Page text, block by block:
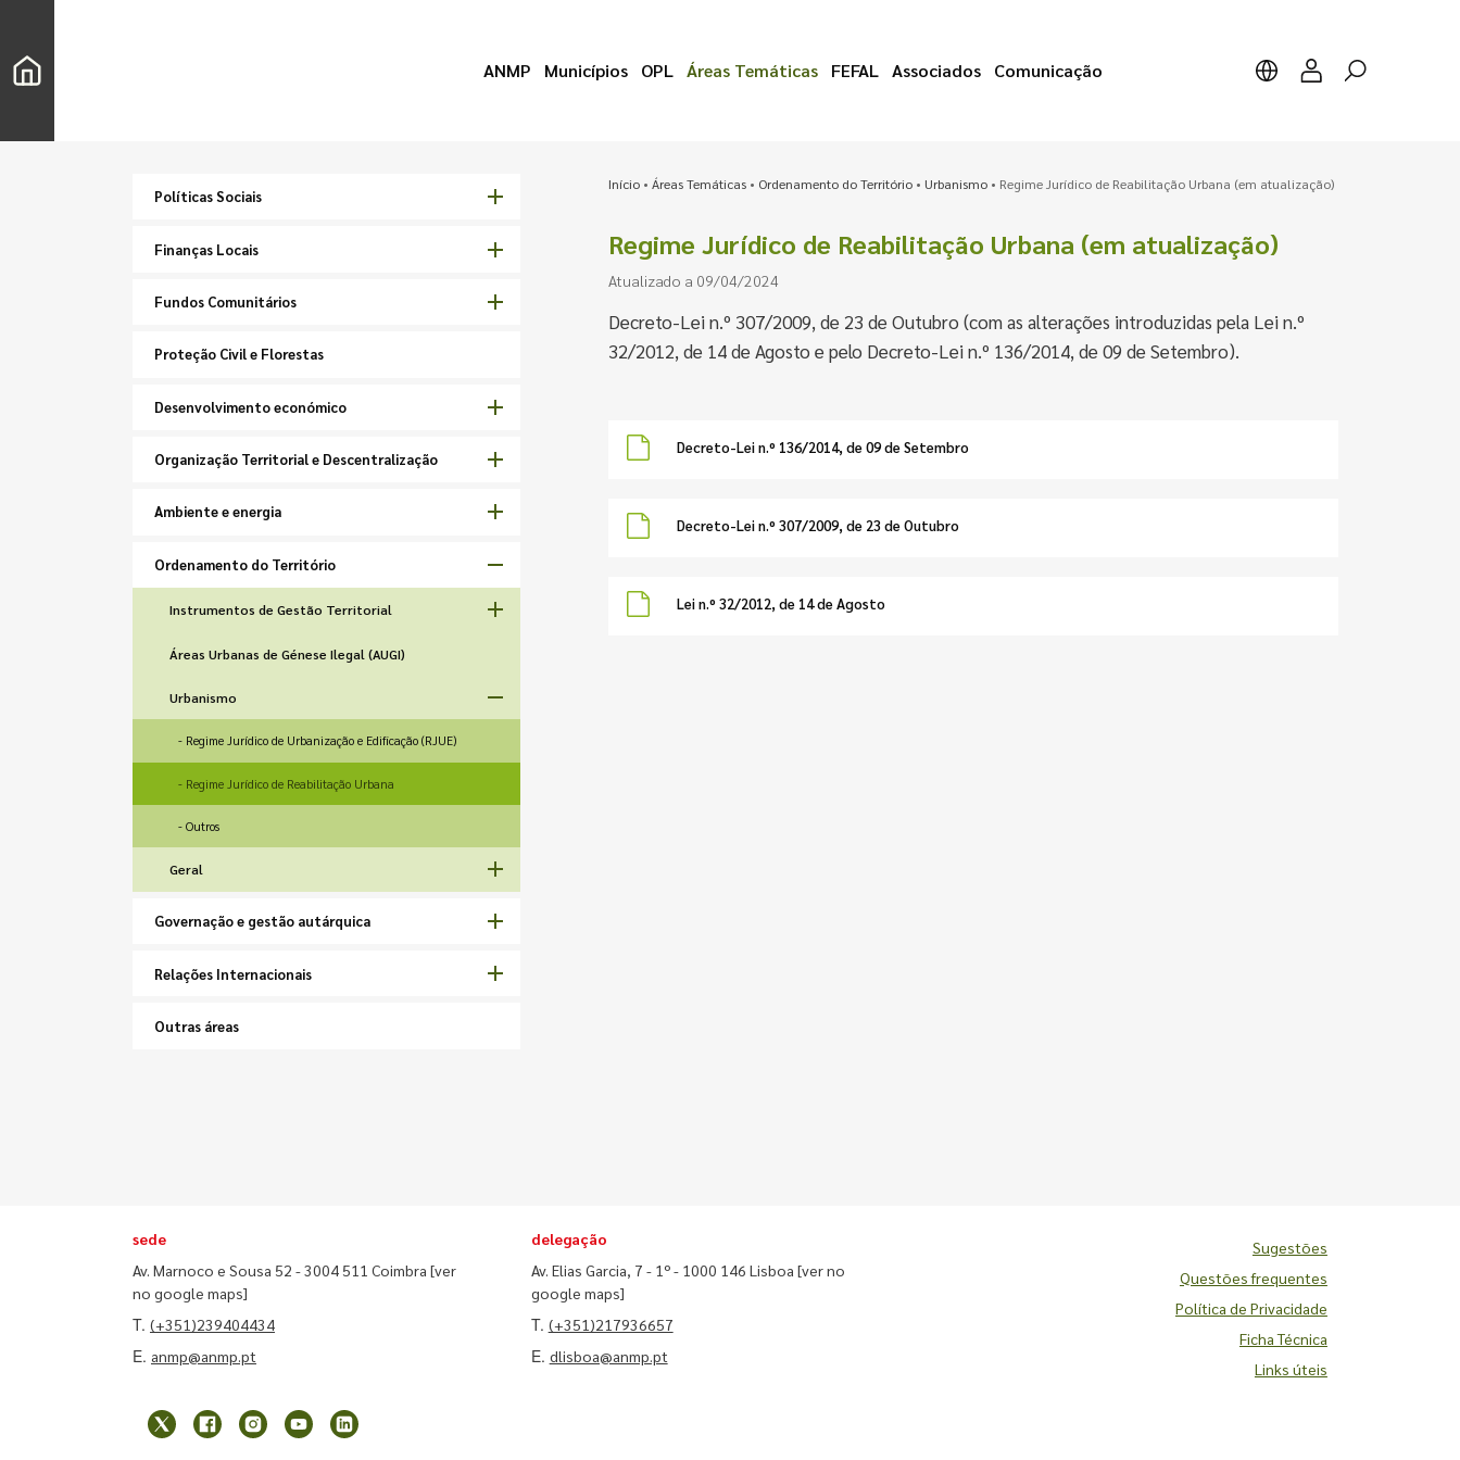
ANMP Municípios OPL Áreas Temáticas FEFAL Associados Comunicação
Pesquisar
Políticas Sociais
Finanças Locais
Fundos Comunitários
Proteção Civil e Florestas
Desenvolvimento económico
Organização Territorial e Descentralização
Ambiente e energia
Ordenamento do Território
Instrumentos de Gestão Territorial
Áreas Urbanas de Génese Ilegal (AUGI)
Urbanismo
Regime Jurídico de Urbanização e Edificação (RJUE)
Regime Jurídico de Reabilitação Urbana
Outros
Geral
Governação e gestão autárquica
Relações Internacionais
Outras áreas
Início• Áreas Temáticas• Ordenamento do Território• Urbanismo• Regime Jurídico de Reabilitação Urbana (em atualização)
Regime Jurídico de Reabilitação Urbana (em atualização)
Atualizado a 09/04/2024
Decreto-Lei n.º 307/2009, de 23 de Outubro (com as alterações introduzidas pela Lei n.º
32/2012, de 14 de Agosto e pelo Decreto-Lei n.º 136/2014, de 09 de Setembro).
Decreto-Lei n.º 136/2014, de 09 de Setembro
Decreto-Lei n.º 307/2009, de 23 de Outubro
Lei n.º 32/2012, de 14 de Agosto
sede
Av. Marnoco e Sousa 52 - 3004 511 Coimbra [ver
no google maps]
T. (+351)239404434
E. anmp@anmp.pt
delegação
Av. Elias Garcia, 7 - 1º - 1000 146 Lisboa [ver no
google maps]
T. (+351)217936657
E. dlisboa@anmp.pt
Sugestões
Questões frequentes
Política de Privacidade
Ficha Técnica
Links úteis